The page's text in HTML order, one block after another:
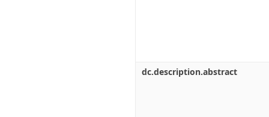
dc.description.abstract